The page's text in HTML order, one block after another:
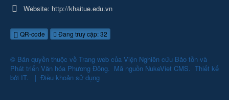
Website: http://khaitue.edu.vn
QR-code Đang truy cập: 32
© Bản quyền thuộc về Trang web của Viện Nghiên cứu Bảo tồn và
Phát triển Văn hóa Phương Đông. Mã nguồn NukeViet CMS. Thiết kế
bởi IT. | Điều khoản sử dụng